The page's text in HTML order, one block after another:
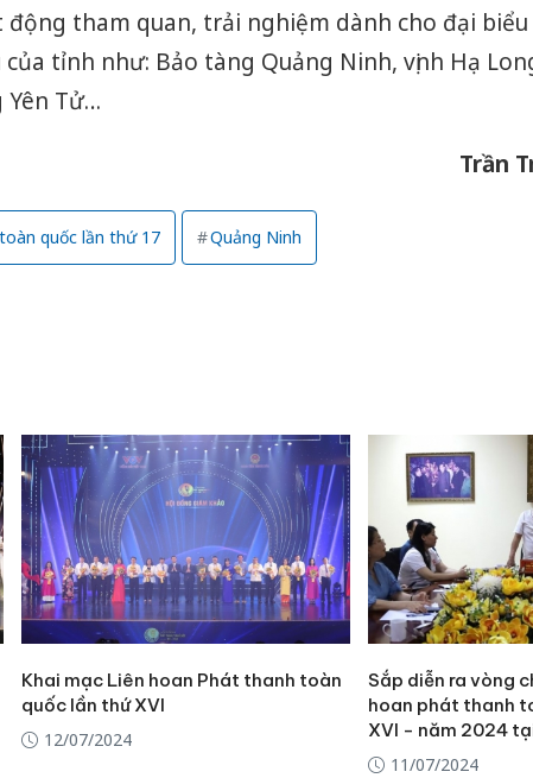
động tham quan, trải nghiệm dành cho đại
tỉnh như: Bảo tàng Quảng Ninh, vịnh Hạ
Tử…
Trần
quốc lần thứ 17 Quảng Ninh
Khai mạc Liên hoan Phát thanh toàn
quốc lần thứ XVI
12/07/2024
Sắp diễn ra vòng
hoan phát thanh
XVI - năm 2024
11/07/2024